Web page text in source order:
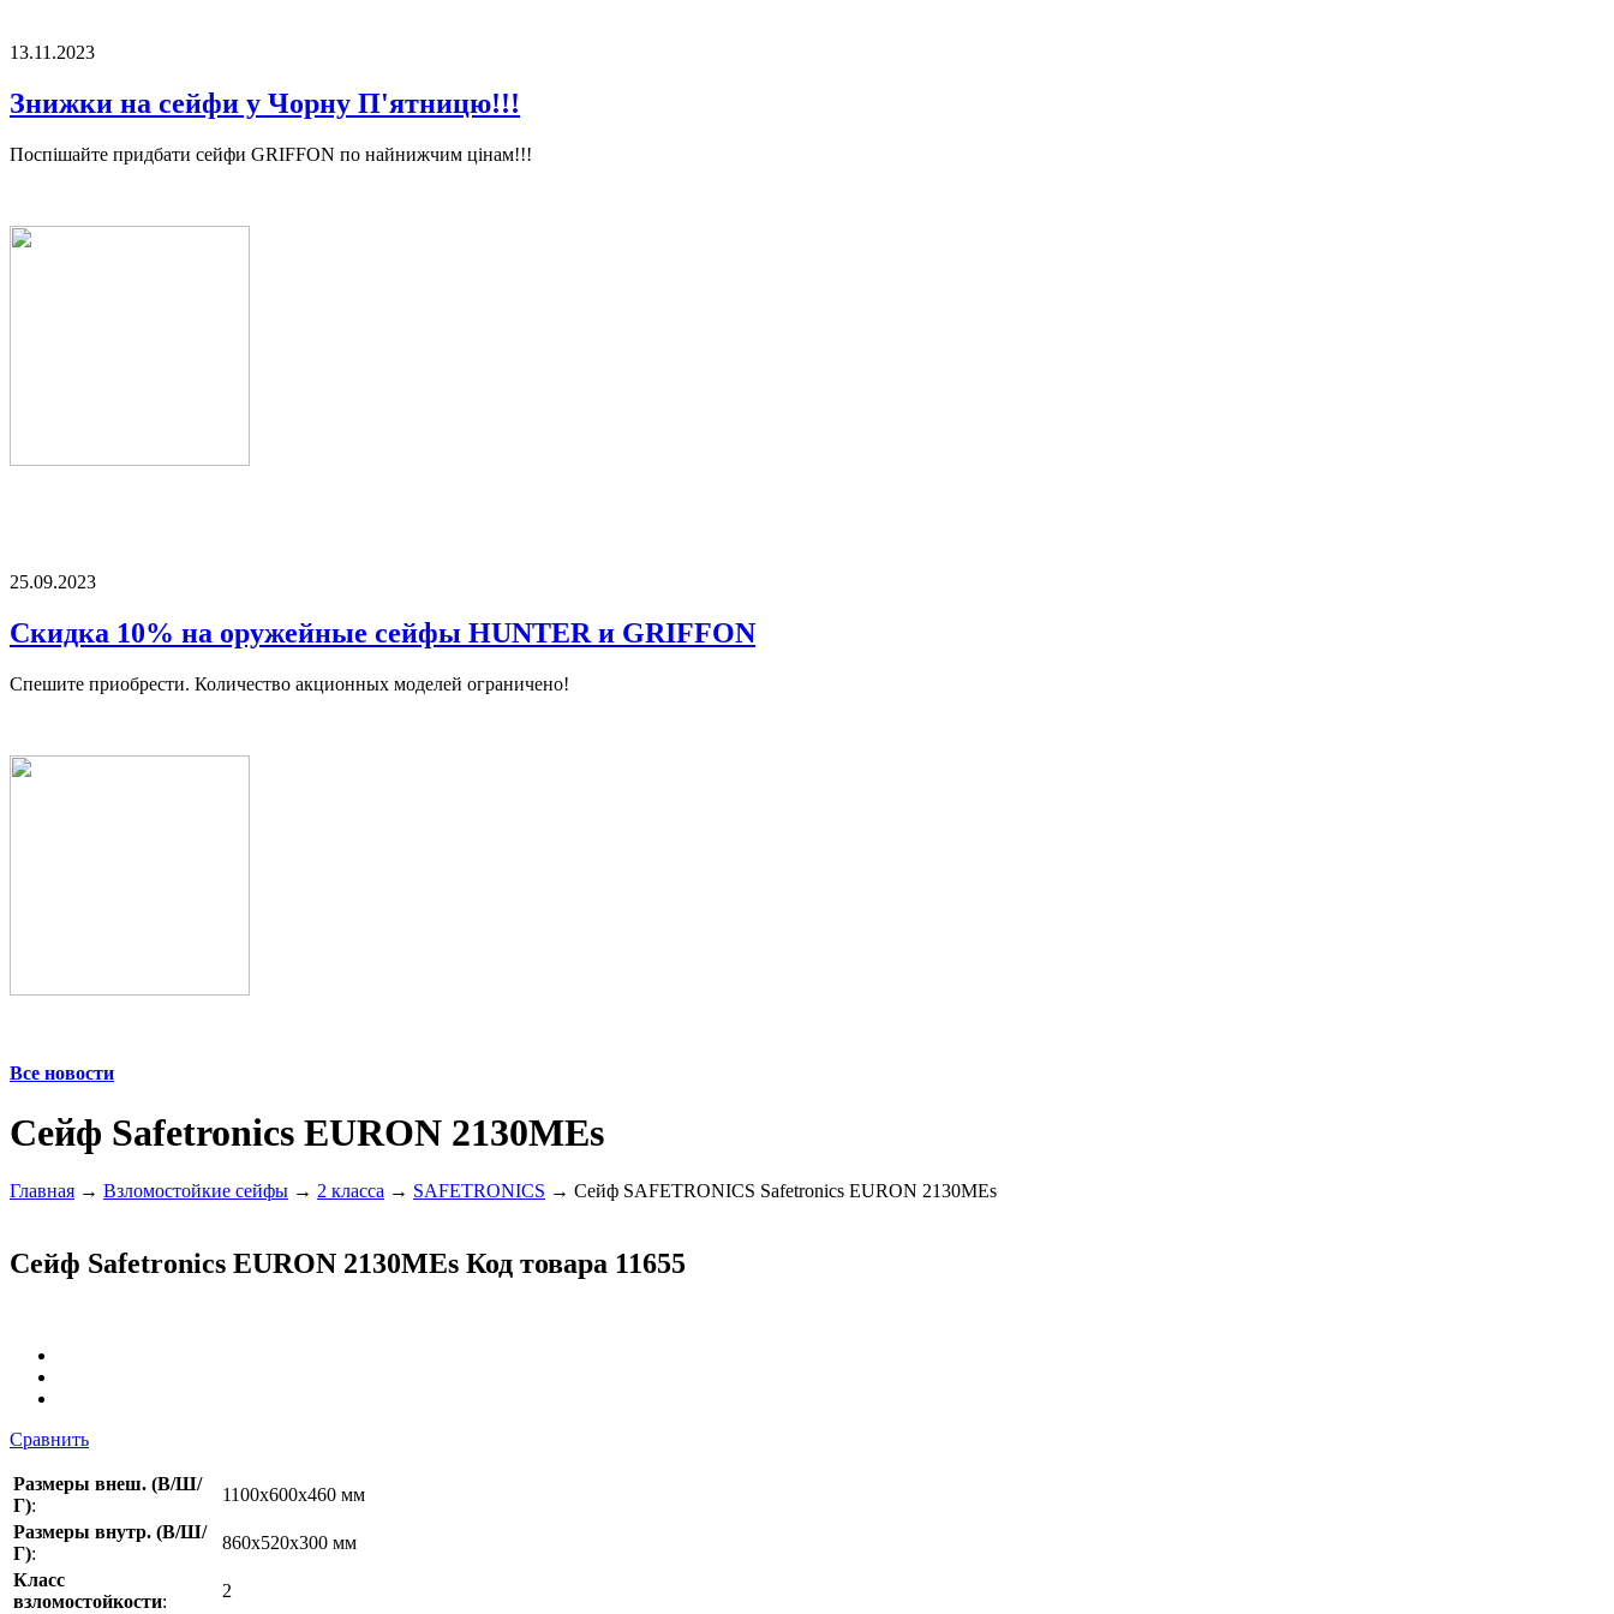
13.11.2023
Знижки на сейфи у Чорну П'ятницю!!!
Поспішайте придбати сейфи GRIFFON по найнижчим цінам!!!
25.09.2023
Скидка 10% на оружейные сейфы HUNTER и GRIFFON
Спешите приобрести. Количество акционных моделей ограничено!
Все новости
Сейф Safetronics EURON 2130MEs
Главная → Взломостойкие сейфы → 2 класса → SAFETRONICS → Сейф SAFETRONICS Safetronics EURON 2130MEs
Сейф Safetronics EURON 2130MEs Код товара 11655
Сравнить
Размеры внеш. (В/Ш/
Г):
1100x600x460 мм
Размеры внутр. (В/Ш/
Г):
860x520x300 мм
Класс
взломостойкости:
2